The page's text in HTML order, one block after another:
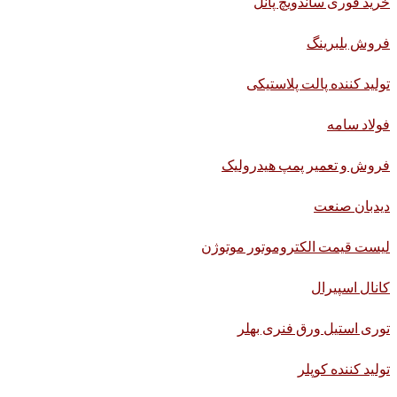
فروش بلبرینگ
تولید کننده پالت پلاستیکی
فولاد سامه
فروش و تعمیر پمپ هیدرولیک
دیدبان صنعت
لیست قیمت الکتروموتور موتوژن
کانال اسپیرال
توری استیل ورق فنری بهلر
تولید کننده کوپلر